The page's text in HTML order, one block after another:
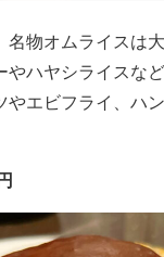
名物オムライスは
やハヤシライスな
やエビフライ、ハ